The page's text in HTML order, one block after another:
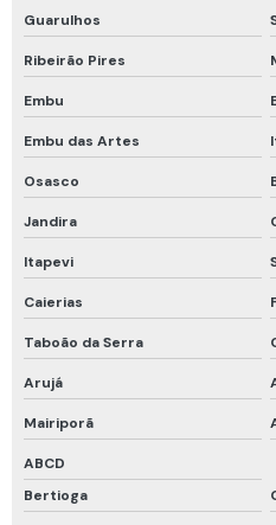
Vestimenta de bombeiro
Cadastro de espaço confinado
Calibração rbc
Calibração rbc e rastreável
Cilindro calibração 4 gases
Curso de detecção de gases
Curso de proteção respiratória
Curso programa de proteção
Detector fixo de gases
Empatamento de mangueiras
Inspeção em compressores de ar
Kit calibração com cilindro 4 gases
Guarulhos
Ribeirão Pires
Embu
Embu das Artes
Osasco
Jandira
Itapevi
Caierias
Taboão da Serra
Arujá
Mairiporã
ABCD
Bertioga